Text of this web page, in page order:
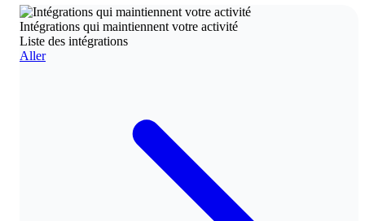
Intégrations qui maintiennent votre activité
Liste des intégrations
Aller